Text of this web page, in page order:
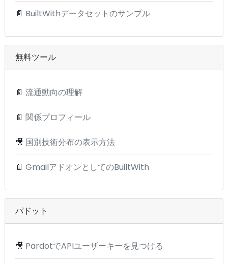
📄 BuiltWithデータセットのサンプル
無料ツール
📄 流通動向の理解
📄 関係プロフィール
🎥 国別技術分布の表示方法
📄 GmailアドオンとしてのBuiltWith
パドット
🎥 PardotでAPIユーザーキーを見つける